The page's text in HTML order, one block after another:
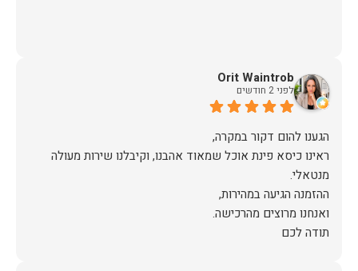
Orit Waintrob
לפני 2 חודשים
ראינו כיסא פינת אוכל שמאוד אהבנו, וקיבלנו שירות מעולה
תודה לכם